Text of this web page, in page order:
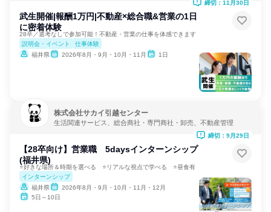
武生開催|報酬1万円|不動産×総合職&営業の1日
に密着体験
28卒／選考なしで参加可能！不動産・営業の仕事を体感できます
説明会・イベント
仕事体験
福井県
2026年8月・9月・10月・11月 1日
締切：11月30日
株式会社サカイ引越センター
生活関連サービス、総合商社・専門商社・卸売、不動産管理
【28卒向け】営業職 5daysインターンシップ
(福井県)
⭐好きな場所＆時期を選べる ⭐リアルな視点で学べる ⭐昼食有
インターンシップ
福井県
2026年8月・9月・10月・11月・12月
5日～10日
締切：9月29日